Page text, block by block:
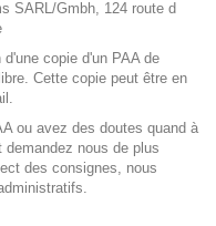
SARL/Gmbh, 124 route d
copie d'un PAA de
Cette copie peut être en
ou avez des doutes quand à
nous de plus
des consignes, nous